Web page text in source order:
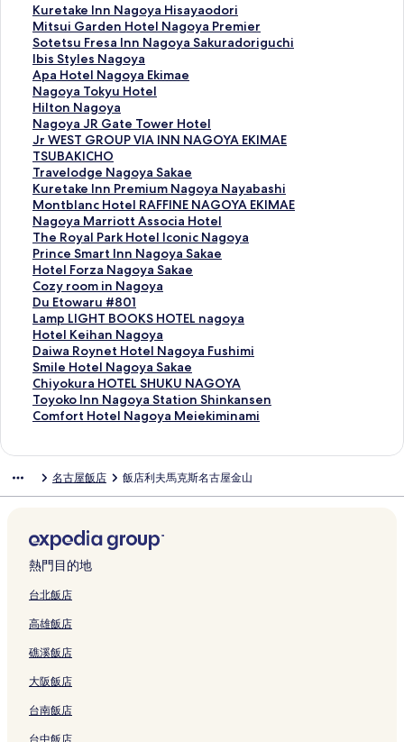
Kuretake Inn Nagoya Hisayaodori
K
u
r
e
t
a
k
e
I
n
n
N
a
g
o
y
a
H
i
s
a
y
a
o
d
o
連
結
Mitsui Garden Hotel Nagoya Premier
M
i
t
s
u
i
G
a
r
d
e
n
H
o
t
e
l
N
a
g
o
y
a
P
r
r
結
Sotetsu Fresa Inn Nagoya Sakuradoriguchi
S
o
t
e
t
s
u
F
r
e
s
a
I
n
n
N
a
g
o
y
a
S
a
k
o
g
u
c
h
的
結
Ibis Styles Nagoya
I
b
i
s
S
t
y
l
e
s
N
a
g
o
y
a
的
連
結
Apa Hotel Nagoya Ekimae
A
p
a
H
o
t
e
l
N
a
g
o
y
a
E
k
i
m
a
e
的
連
Nagoya Tokyu Hotel
N
a
g
o
y
a
T
o
k
y
u
H
o
t
e
l
的
連
結
Hilton Nagoya
H
i
l
t
o
n
N
a
g
o
y
a
的
連
結
Nagoya JR Gate Tower Hotel
N
a
g
o
y
a
J
R
G
a
t
e
T
o
w
e
r
H
o
的
連
Jr WEST GROUP VIA INN NAGOYA EKIMAE
TSUBAKICHO
J
r
W
E
S
T
G
R
O
U
P
V
I
A
I
N
N
N
A
I
M
A
E
S
B
A
K
I
Travelodge Nagoya Sakae
T
r
a
v
e
l
o
d
g
e
N
a
g
o
y
a
e
結
Kuretake Inn Premium Nagoya Nayabashi
K
u
r
e
t
a
k
e
I
n
n
P
r
e
m
a
y
a
N
a
a
a
s
h
i
Montblanc Hotel RAFFINE NAGOYA EKIMAE
M
o
n
t
b
l
a
n
c
H
o
t
e
l
I
N
A
G
O
A
K
I
M
A
Nagoya Marriott Associa Hotel
N
a
g
o
y
a
M
a
r
r
i
o
t
o
a
H
o
t
l
連
結
The Royal Park Hotel Iconic Nagoya
T
h
e
R
o
y
a
l
P
a
r
k
l
o
n
i
c
a
o
y
a
的
Prince Smart Inn Nagoya Sakae
P
r
i
n
c
e
S
m
a
r
t
a
y
a
S
a
a
的
連
結
Hotel Forza Nagoya Sakae
H
o
t
e
l
F
o
r
z
a
y
a
k
a
e
連
Cozy room in Nagoya
C
o
z
y
r
o
o
m
i
o
的
連
結
Du Etowaru #801
D
u
E
t
o
w
a
r
1
結
Lamp LIGHT BOOKS HOTEL nagoya
L
a
m
p
L
I
G
O
O
H
O
T
E
n
g
o
y
a
Hotel Keihan Nagoya
H
o
t
e
l
K
n
g
o
y
a
連
Daiwa Roynet Hotel Nagoya Fushimi
D
a
i
w
a
e
o
t
e
l
a
o
y
a
F
Smile Hotel Nagoya Sakae
S
m
i
l
e
a
g
o
y
S
k
a
e
的
Chiyokura HOTEL SHUKU NAGOYA
C
h
i
r
O
T
E
L
H
K
U
N
A
Toyoko Inn Nagoya Station Shinkansen
T
o
I
N
a
g
o
a
t
a
t
i
Comfort Hotel Nagoya Meiekiminami
C
r
o
t
e
l
a
o
y
a
M
名古屋飯店 飯店利夫馬克斯名古屋金山
熱門目的地
台北飯店
高雄飯店
礁溪飯店
大阪飯店
台南飯店
台中飯店